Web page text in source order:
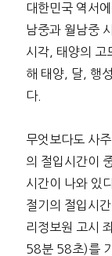
대한민국 역서
남중과 월남중
시각, 태양의 고
해 태양, 달, 행
다.
무엇보다도 사
의 절입시간이
시간이 나와 있
절기의 절입시
리정보원 고시
58분 58초)를